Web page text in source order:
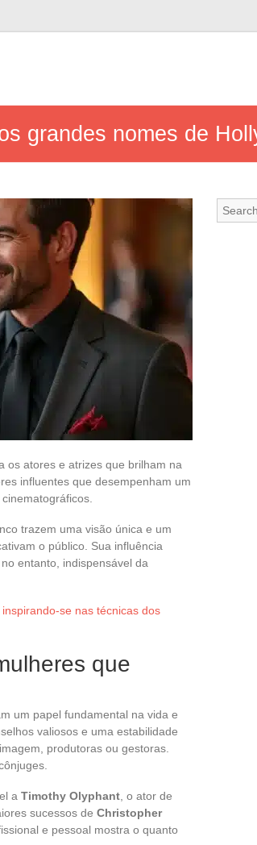
grandes nomes de
os atores e atrizes que brilham na
influentes que desempenham um
trazem uma visão única e um
o público. Sua influência
entanto, indispensável da
se nas técnicas dos
que
um papel fundamental na vida e
valiosos e uma estabilidade
produtoras ou gestoras.
a Timothy Olyphant , o ator de
sucessos de Christopher
e pessoal mostra o quanto